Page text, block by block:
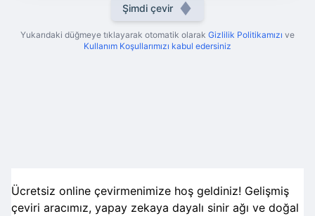
Şimdi çevir
Yukarıdaki düğmeye tıklayarak otomatik olarak Gizlilik Politikamızı ve
Kullanım Koşullarımızı kabul edersiniz
Ücretsiz online çevirmenimize hoş geldiniz! Gelişmiş
çeviri aracımız, yapay zekaya dayalı sinir ağı ve doğal